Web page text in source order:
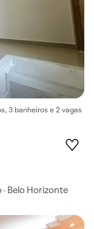
3 banheiros e 2 vagas
· Belo Horizonte